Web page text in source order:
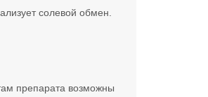
солевой обмен.
препарата возможны